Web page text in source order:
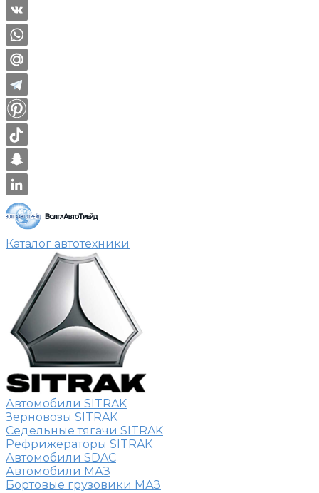
Каталог автотехники
Автомобили SITRAK
Зерновозы SITRAK
Седельные тягачи SITRAK
Рефрижераторы SITRAK
Автомобили SDAC
Автомобили МАЗ
Бортовые грузовики МАЗ